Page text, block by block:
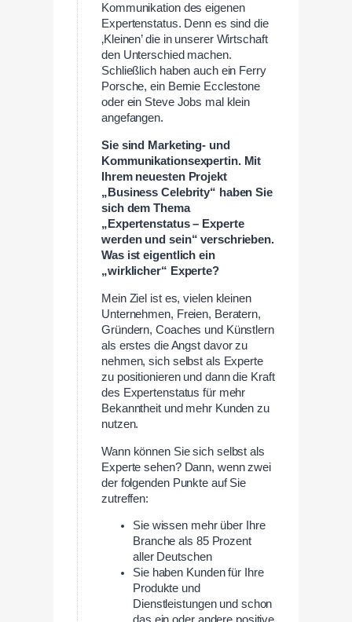
Kommunikation des eigenen
Expertenstatus. Denn es sind die
‚Kleinen’ die in unserer Wirtschaft
den Unterschied machen.
Schließlich haben auch ein Ferry
Porsche, ein Bernie Ecclestone
oder ein Steve Jobs mal klein
angefangen.
Sie sind Marketing- und
Kommunikationsexpertin. Mit
Ihrem neuesten Projekt
„Business Celebrity“ haben Sie
sich dem Thema
„Expertenstatus – Experte
werden und sein“ verschrieben.
Was ist eigentlich ein
„wirklicher“ Experte?
Mein Ziel ist es, vielen kleinen
Unternehmen, Freien, Beratern,
Gründern, Coaches und Künstlern
als erstes die Angst davor zu
nehmen, sich selbst als Experte
zu positionieren und dann die Kraft
des Expertenstatus für mehr
Bekanntheit und mehr Kunden zu
nutzen.
Wann können Sie sich selbst als
Experte sehen? Dann, wenn zwei
der folgenden Punkte auf Sie
zutreffen:
Sie wissen mehr über Ihre
Branche als 85 Prozent
aller Deutschen
Sie haben Kunden für Ihre
Produkte und
Dienstleistungen und schon